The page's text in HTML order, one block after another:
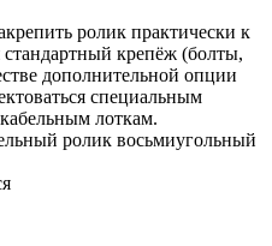
ролик практически к
крепёж (болты,
дополнительной опции
специальным
лоткам.
ролик восьмиугольный